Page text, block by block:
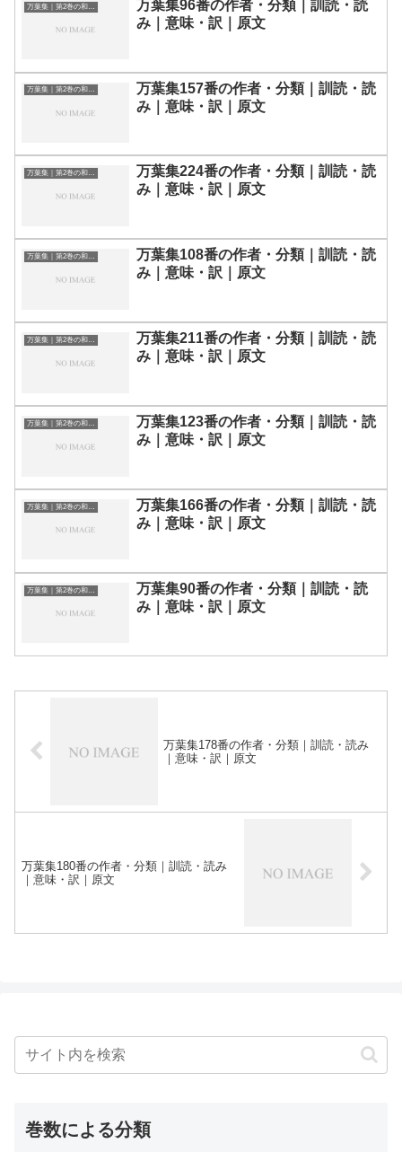
万葉集｜第2巻の和歌一覧
万葉集96番の作者・分類｜訓読・読
み｜意味・訳｜原文
万葉集｜第2巻の和歌一覧
万葉集157番の作者・分類｜訓読・読
み｜意味・訳｜原文
万葉集｜第2巻の和歌一覧
万葉集224番の作者・分類｜訓読・読
み｜意味・訳｜原文
万葉集｜第2巻の和歌一覧
万葉集108番の作者・分類｜訓読・読
み｜意味・訳｜原文
万葉集｜第2巻の和歌一覧
万葉集211番の作者・分類｜訓読・読
み｜意味・訳｜原文
万葉集｜第2巻の和歌一覧
万葉集123番の作者・分類｜訓読・読
み｜意味・訳｜原文
万葉集｜第2巻の和歌一覧
万葉集166番の作者・分類｜訓読・読
み｜意味・訳｜原文
万葉集90番の作者・分類｜訓読・読
み｜意味・訳｜原文
万葉集178番の作者・分類｜訓読・読み
｜意味・訳｜原文
万葉集180番の作者・分類｜訓読・読み
｜意味・訳｜原文
巻数による分類